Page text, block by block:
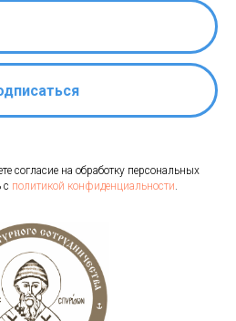
согласие на обработку персональных
c политикой конфиденциальности.